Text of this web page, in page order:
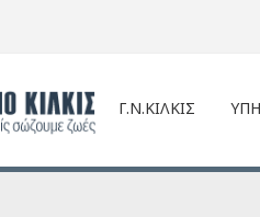
Γ.Ν.ΚΙΛΚΙΣ